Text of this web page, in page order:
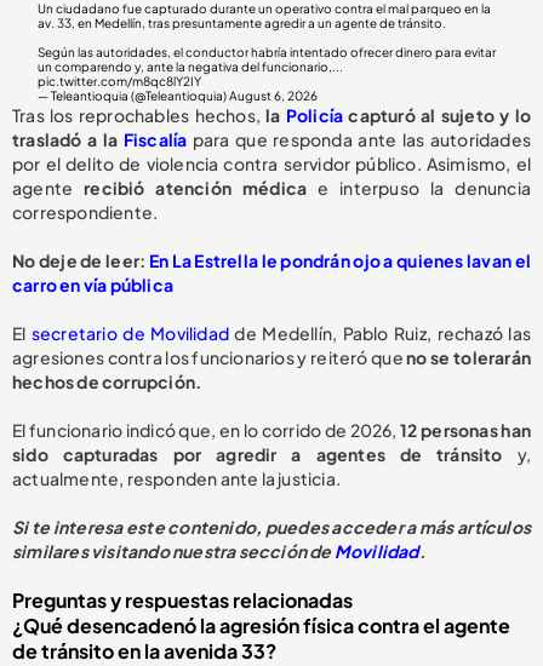
Un ciudadano fue capturado durante un operativo contra el mal parqueo en la
av. 33, en Medellín, tras presuntamente agredir a un agente de tránsito.
Según las autoridades, el conductor habría intentado ofrecer dinero para evitar
un comparendo y, ante la negativa del funcionario,...
pic.twitter.com/m8qc8lY2IY
— Teleantioquia (@Teleantioquia)August 6, 2026
Tras los reprochables hechos,la Policía capturó al sujeto y lo
trasladó a la Fiscalía para que responda ante las autoridades
por el delito de violencia contra servidor público. Asimismo, el
agenterecibió atención médica e interpuso la denuncia
correspondiente.
No deje de leer: En La Estrella le pondrán ojo a quienes lavan el
carro en vía pública
El secretario de Movilidad de Medellín, Pablo Ruiz, rechazó las
agresiones contra los funcionarios y reiteró queno se tolerarán
hechos de corrupción.
El funcionario indicó que, en lo corrido de 2026,12 personas han
sido capturadas por agredir a agentes de tránsito y,
actualmente, responden ante la justicia.
Si te interesa este contenido, puedes acceder a más artículos
similares visitando nuestra sección deMovilidad.
Preguntas y respuestas relacionadas
¿Qué desencadenó la agresión física contra el agente
de tránsito en la avenida 33?